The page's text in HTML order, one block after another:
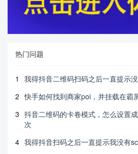
热门问题
1
我得抖音二维码扫码之后一直提示
2 快手如何找到商家poi，并挂载在霸
3 抖音二维码的卡卷模式，怎么设置
次
4 我得抖音扫码之后一直提示我没有